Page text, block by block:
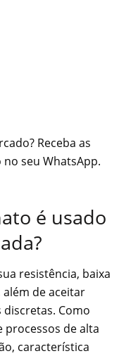
Receba as
seu WhatsApp.
é usado
resistência, baixa
de aceitar
Como
processos de alta
característica